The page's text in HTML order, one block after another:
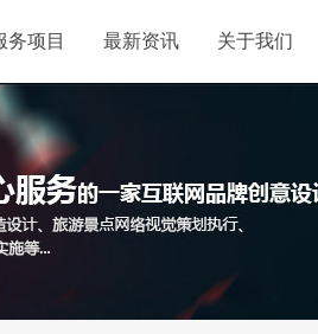
务项目 最新资讯 关于我们